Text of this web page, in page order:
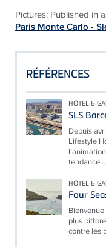
Pictures: Published in
Paris Monte Carlo -
RÉFÉRENCES
HÔTEL &
SLS
Depuis
Lifestyle
tendance...
HÔTEL &
Four
plus
contre les